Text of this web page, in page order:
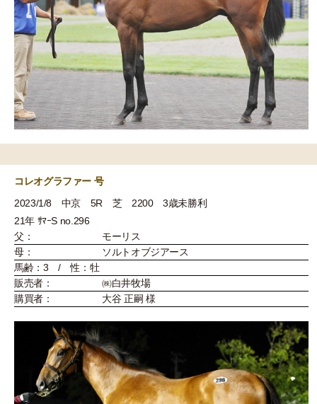
コレオグラファー 号
2023/1/8 中京 5R 芝 2200 3歳未勝利
21年 ｻﾏｰS no.296
父：
モーリス
母：
ソルトオブジアース
馬齢：3 / 性：牡
販売者：
㈱白井牧場
購買者：
大谷 正嗣 様